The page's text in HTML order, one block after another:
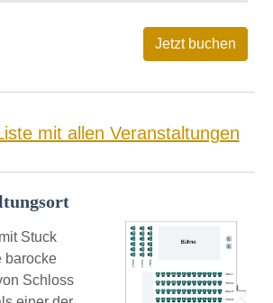
mit allen Veranstaltungen
Stuck
barocke
Schloss